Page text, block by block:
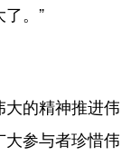
。”
的精神推进伟
参与者珍惜伟